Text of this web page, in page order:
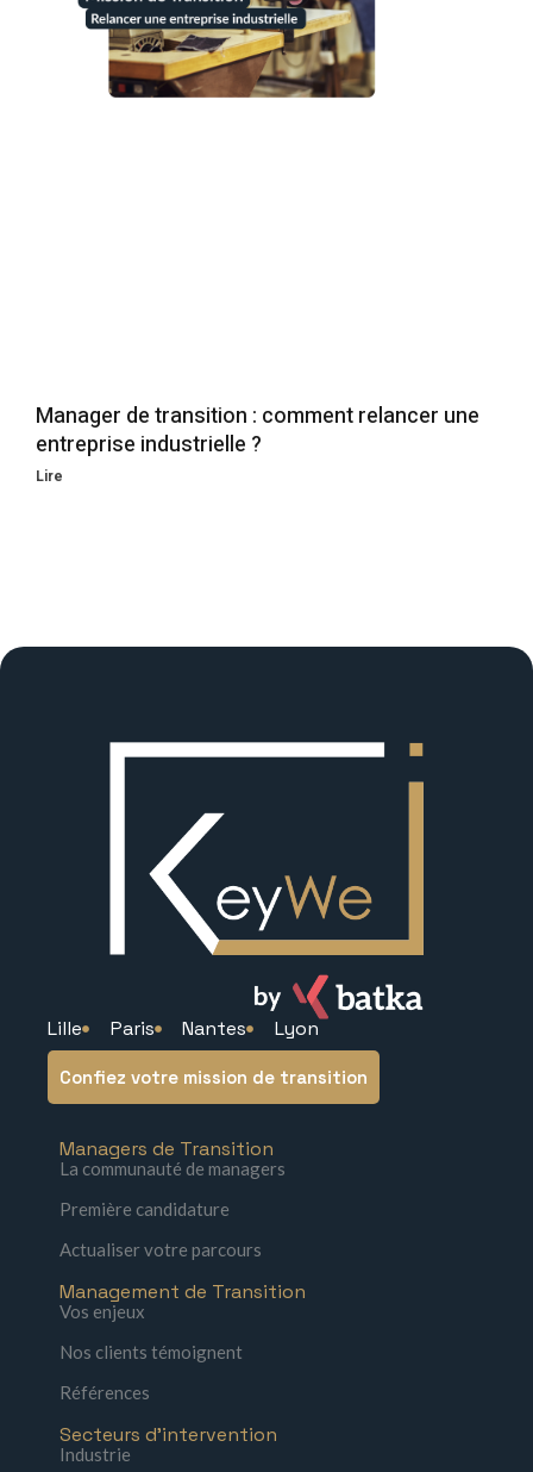
Manager de transition : comment relancer une
entreprise industrielle ?
Lire
Lille Paris Nantes Lyon
Confiez votre mission de transition
Managers de Transition
La communauté de managers
Première candidature
Actualiser votre parcours
Management de Transition
Vos enjeux
Nos clients témoignent
Références
Secteurs d'intervention
Industrie